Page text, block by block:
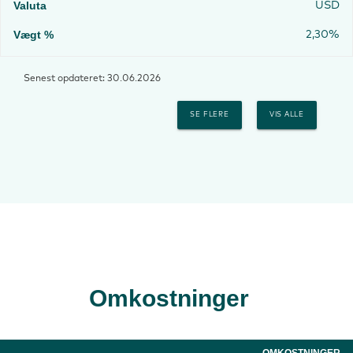
USD
2,30%
Senest opdateret: 30.06.2026
SE FLERE VIS ALLE
Omkostninger